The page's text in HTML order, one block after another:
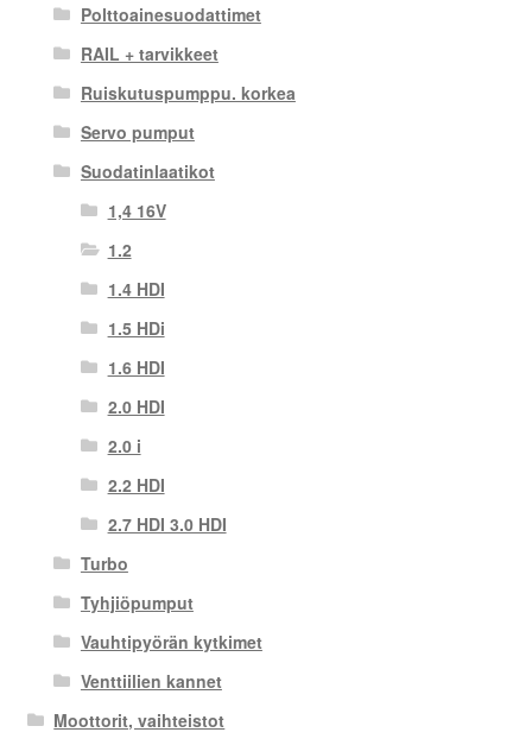
Polttoainesuodattimet
RAIL + tarvikkeet
Ruiskutuspumppu. korkea
Servo pumput
Suodatinlaatikot
1,4 16V
1.2
1.4 HDI
1.5 HDi
1.6 HDI
2.0 HDI
2.0 i
2.2 HDI
2.7 HDI 3.0 HDI
Turbo
Tyhjiöpumput
Vauhtipyörän kytkimet
Venttiilien kannet
Moottorit, vaihteistot